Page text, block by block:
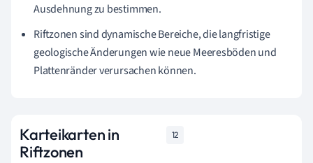
Ausdehnung zu bestimmen.
Riftzonen sind dynamische Bereiche, die langfristige
geologische Änderungen wie neue Meeresböden und
Plattenränder verursachen können.
Karteikarten in
Riftzonen
12